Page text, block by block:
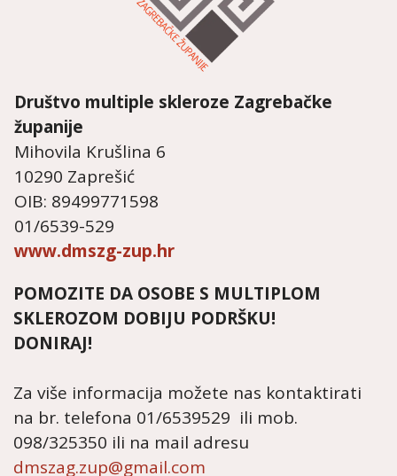
Društvo multiple skleroze Zagrebačke
županije
Mihovila Krušlina 6
10290 Zaprešić
OIB: 89499771598
01/6539-529
www.dmszg-zup.hr
POMOZITE DA OSOBE S MULTIPLOM
SKLEROZOM DOBIJU PODRŠKU!
DONIRAJ!
Za više informacija možete nas kontaktirati
na br. telefona 01/6539529 ili mob.
098/325350 ili na mail adresu
dmszag.zup@gmail.com